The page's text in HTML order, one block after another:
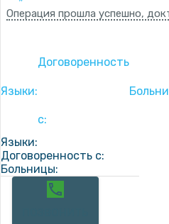
Операция прошла успешно,
Языки:
Договоренность
с:
Языки:
Договоренность с:
Больницы: